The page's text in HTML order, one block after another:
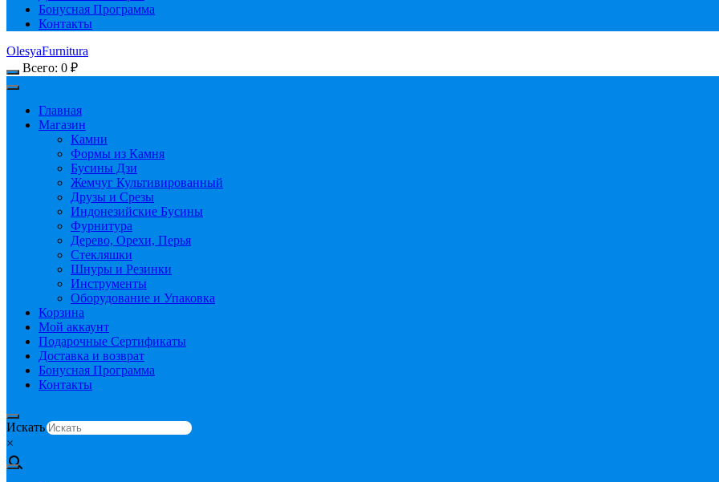
Бонусная Программа
Контакты
OlesyaFurnitura
Всего: 0 ₽
Главная
Магазин
Камни
Формы из Камня
Бусины Дзи
Жемчуг Культивированный
Друзы и Срезы
Индонезийские Бусины
Фурнитура
Дерево, Орехи, Перья
Стекляшки
Шнуры и Резинки
Инструменты
Оборудование и Упаковка
Корзина
Мой аккаунт
Подарочные Сертификаты
Доставка и возврат
Бонусная Программа
Контакты
Искать
×